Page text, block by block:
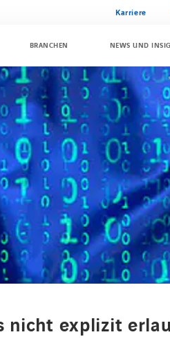
Karriere
BRANCHEN NEWS UND
nicht explizit